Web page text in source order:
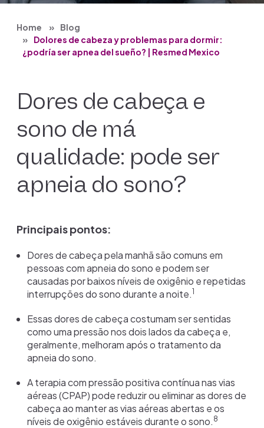
Home
Blog
Dolores de cabeza y problemas para dormir:
¿podría ser apnea del sueño? | Resmed Mexico
Dores de cabeça e
sono de má
qualidade: pode ser
apneia do sono?
Principais pontos:
Dores de cabeça pela manhã são comuns em
pessoas com apneia do sono e podem ser
causadas por baixos níveis de oxigênio e repetidas
interrupções do sono durante a noite.1
Essas dores de cabeça costumam ser sentidas
como uma pressão nos dois lados da cabeça e,
geralmente, melhoram após o tratamento da
apneia do sono.
A terapia com pressão positiva contínua nas vias
aéreas (CPAP) pode reduzir ou eliminar as dores de
cabeça ao manter as vias aéreas abertas e os
níveis de oxigênio estáveis durante o sono. 8